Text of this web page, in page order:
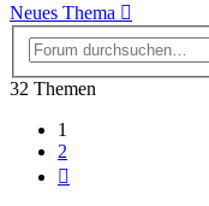
Neues Thema
32 Themen
1
2